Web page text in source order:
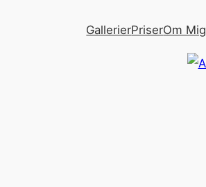
GallerierPriserOm Mig